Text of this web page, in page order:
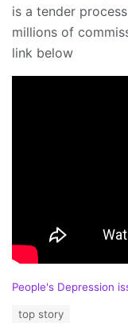
is a tender
millions of
link below
C
People's Depression
top story